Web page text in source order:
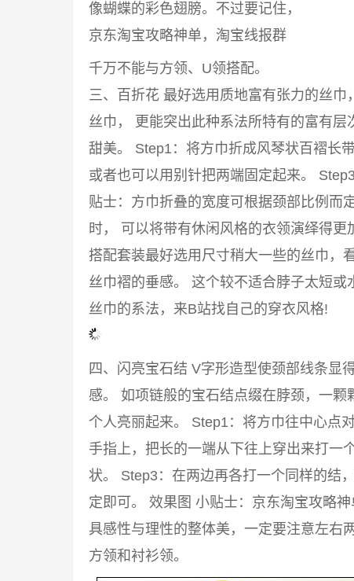
像蝴蝶的彩色翅膀。不过要记住，
京东淘宝攻略神单，淘宝线报群
千万不能与方领、U领搭配。
三、百折花 最好选用质地富有张力的丝
丝巾， 更能突出此种系法所特有的富有
甜美。 Step1：将方巾折成风琴状百褶长
或者也可以用别针把两端固定起来。
贴士：方巾折叠的宽度可根据颈部比例而
时， 可以将带有休闲风格的衣领演绎得更
搭配套装最好选用尺寸稍大一些的丝巾，
丝巾褶的垂感。 这个较不适合脖子太短或
丝巾的系法，来B站找自己的穿衣风格!
四、闪亮宝石结 V字形造型使颈部线条显
感。 如项链般的宝石结点缀在脖颈，一颗
个人亮丽起来。 Step1：将方巾往中心点
手指上，把长的一端从下往上穿出来打一
状。 Step3：在两边再各打一个同样的结
定即可。 效果图 小贴士：京东淘宝攻略
具感性与理性的整体美，一定要注意左右
方领和衬衫领。